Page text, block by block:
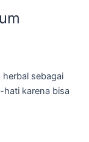
sebagai
karena bisa